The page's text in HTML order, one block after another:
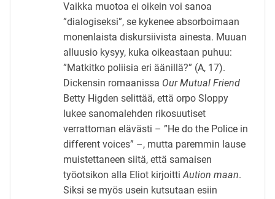
Vaikka muotoa ei oikein voi sanoa
”dialogiseksi”, se kykenee absorboimaan
monenlaista diskursiivista ainesta. Muuan
alluusio kysyy, kuka oikeastaan puhuu:
”Matkitko poliisia eri äänillä?” (A, 17).
Dickensin romaanissa Our Mutual Friend
Betty Higden selittää, että orpo Sloppy
lukee sanomalehden rikosuutiset
verrattoman elävästi – ”He do the Police in
different voices” –, mutta paremmin lause
muistettaneen siitä, että samaisen
työotsikon alla Eliot kirjoittiAution maan.
Siksi se myös usein kutsutaan esiin